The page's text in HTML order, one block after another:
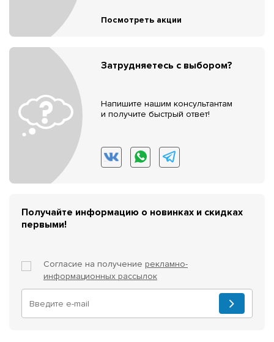
Посмотреть акции
Затрудняетесь с выбором?
Напишите нашим консультантам
и получите быстрый ответ!
Получайте информацию о новинках и скидках
первыми!
Согласие на получение рекламно-
информационных рассылок